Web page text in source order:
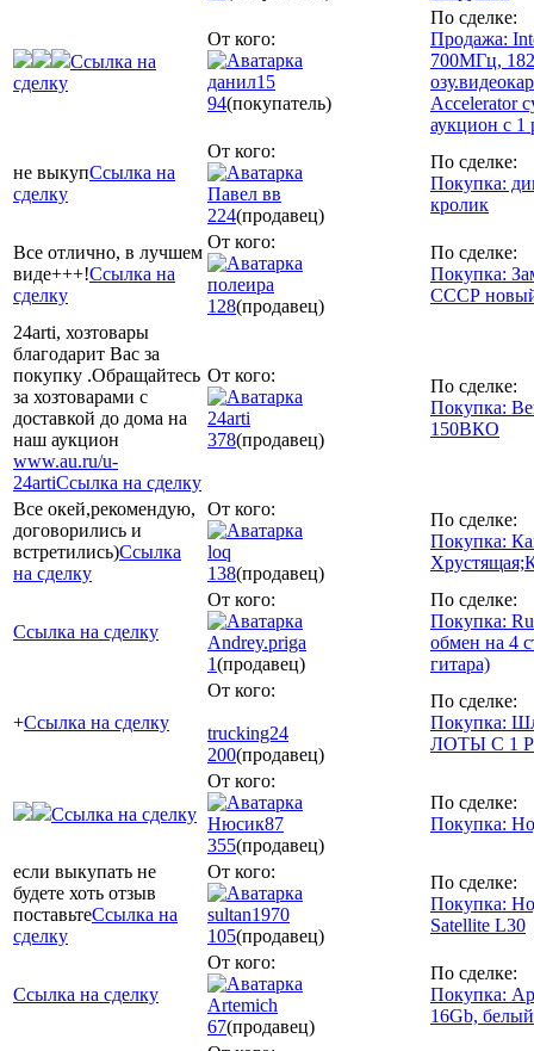
Ссылка на
сделку
От кого:
данил15
94(покупатель)
По сделке:
Продажа:
700МГц,
Accelerator
аукцион с 1
не выкупСсылка на
сделку
От кого:
Павел вв
224(продавец)
По сделке:
Покупка:
кролик
Все отлично, в лучшем
виде+++!Ссылка на
сделку
От кого:
полеира
128(продавец)
По сделке:
Покупка:
СССР
24arti, хозтовары
благодарит Вас за
покупку .Обращайтесь
за хозтоварами с
доставкой до дома на
наш аукцион
www.au.ru/u-
24artiСсылка на сделку
От кого:
24arti
378(продавец)
По сделке:
Покупка:
150ВКО
Все окей,рекомендую,
договорились и
встретились)Ссылка
на сделку
От кого:
loq
138(продавец)
По сделке:
Покупка:
Ссылка на сделку
От кого:
Andrey.priga
1(продавец)
По сделке:
Покупка:
обмен на 4
гитара)
+Ссылка на сделку
От кого:
trucking24
200(продавец)
По сделке:
Покупка:
ЛОТЫ С 1
Ссылка на сделку
От кого:
Нюсик87
355(продавец)
По сделке:
Покупка:
если выкупать не
будете хоть отзыв
поставьтеСсылка на
сделку
От кого:
sultan1970
105(продавец)
По сделке:
Покупка:
Satellite L30
Ссылка на сделку
От кого:
Artemich
67(продавец)
По сделке:
Покупка:
16Gb, белый